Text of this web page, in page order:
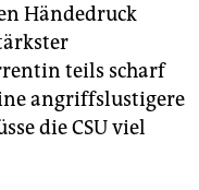
Händedruck
teils scharf
angriffslustigere
die CSU viel